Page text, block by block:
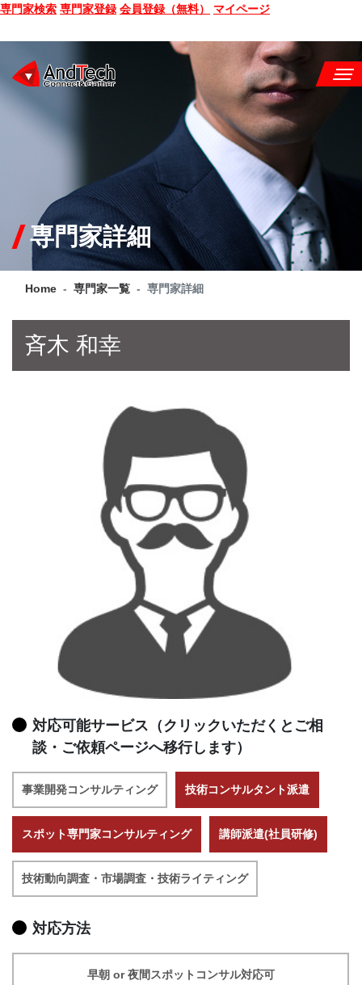
専門家検索 専門家登録 会員登録（無料） マイページ
CONSULTING
SERVICE
COMPANY
Q&A
専門家詳細
Home 専門家一覧 専門家詳細
斉木 和幸
対応可能サービス（クリックいただくとご相
談・ご依頼ページへ移行します）
事業開発コンサルティング 技術コンサルタント派遣
スポット専門家コンサルティング 講師派遣(社員研修)
技術動向調査・市場調査・技術ライティング
対応方法
早朝 or 夜間スポットコンサル対応可